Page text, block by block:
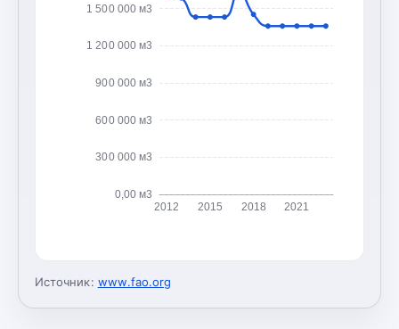
0,00 м3
300 000 м3
600 000 м3
900 000 м3
1 200 000 м3
1 500 000 м3
2012 2015 2018 2021
Источник: www.fao.org